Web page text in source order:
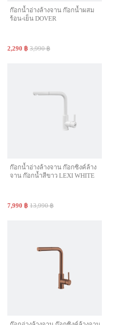
ก๊อกน้ำอ่างล้างจาน ก๊อกน้ำผสม
ร้อน-เย็น DOVER
2,290 ฿ 3,990 ฿
ก๊อกน้ำอ่างล้างจาน ก๊อกซิงค์ล้าง
จาน ก๊อกน้ำสีขาว LEXI WHITE
7,990 ฿ 13,990 ฿